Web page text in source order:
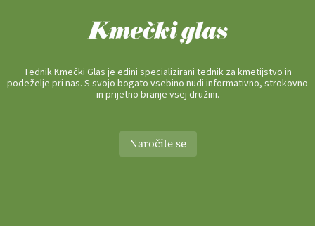
Tednik Kmečki Glas je edini specializirani tednik za kmetijstvo in
podeželje pri nas. S svojo bogato vsebino nudi informativno, strokovno
in prijetno branje vsej družini.
Naročite se